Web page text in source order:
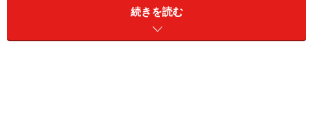
ますが、実は、バストの形はさまざまで、なかなか自分
のバストにフィットしない、着け心地が悪いなど不満に
続きを読む